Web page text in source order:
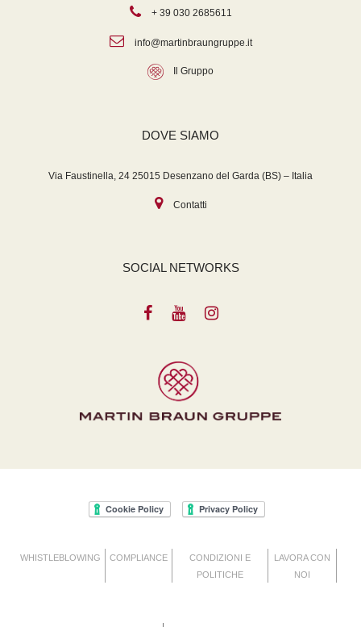
+ 39 030 2685611
info@martinbraungruppe.it
Il Gruppo
DOVE SIAMO
Via Faustinella, 24 25015 Desenzano del Garda (BS) – Italia
Contatti
SOCIAL NETWORKS
WHISTLEBLOWING COMPLIANCE
CONDIZIONI E
POLITICHE
LAVORA CON
NOI